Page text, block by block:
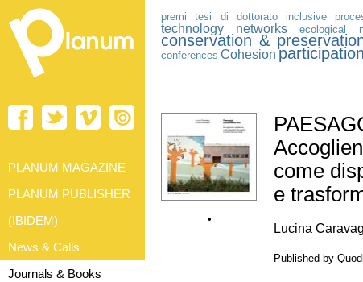
premi tesi di dottorato inclusive
technology
networks ecological
conservation &
conferences Cohesion participation
•
come
e
Lucina
Published by
PLANUM MAGAZINE
PLANUM PUBLISHER
(IBIDEM)
News & Calls
Journals & Books